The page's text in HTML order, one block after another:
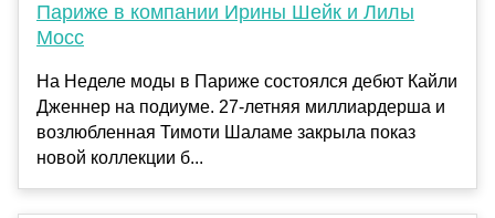
Париже в компании Ирины Шейк и Лилы
Мосс
На Неделе моды в Париже состоялся дебют Кайли
Дженнер на подиуме. 27-летняя миллиардерша и
возлюбленная Тимоти Шаламе закрыла показ
новой коллекции б...